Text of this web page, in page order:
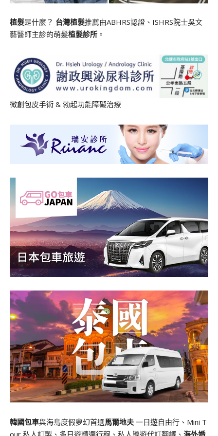
植髮是什麼？ 台灣植髮推薦由ABHRS認證、ISHRS院士吳文
藝醫師主診的萌髮植髮診所 。
微創包皮手術 & 勃起功能障礙治療
韓國包車與海島度假夢幻首選馬爾地夫 一日遊自由行、Mini T
our 私人訂製、多日遊精選行程、私人導遊代訂翻譯、 海外婚